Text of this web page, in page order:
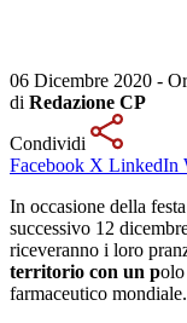
06 Dicembre 2020 -
di Redazione CP
Condividi
Facebook X LinkedIn
In occasione della
successivo 12
riceveranno i loro
territorio con un polo
farmaceutico mondiale.